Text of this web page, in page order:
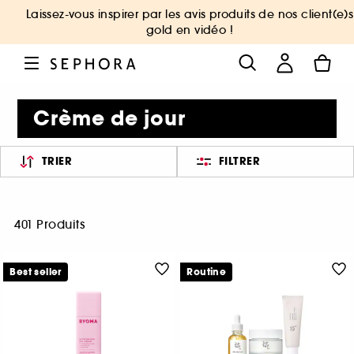
Laissez-vous inspirer par les avis produits de nos client(e)s
gold en vidéo !
Crème de jour
TRIER FILTRER
401 Produits
Best seller Routine